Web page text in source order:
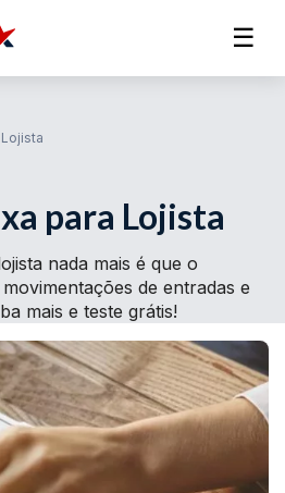
☰
para Lojista
nada mais é que o
de entradas e
mais e teste grátis!